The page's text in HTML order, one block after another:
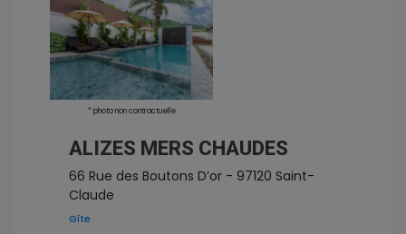
* photo non contractuelle
ALIZES MERS CHAUDES
66 Rue des Boutons D’or - 97120 Saint-
Claude
Gîte